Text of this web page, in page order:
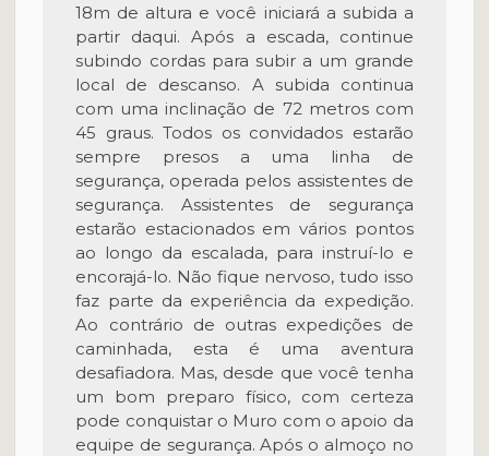
18m de altura e você iniciará a subida a
partir daqui. Após a escada, continue
subindo cordas para subir a um grande
local de descanso. A subida continua
com uma inclinação de 72 metros com
45 graus. Todos os convidados estarão
sempre presos a uma linha de
segurança, operada pelos assistentes de
segurança. Assistentes de segurança
estarão estacionados em vários pontos
ao longo da escalada, para instruí-lo e
encorajá-lo. Não fique nervoso, tudo isso
faz parte da experiência da expedição.
Ao contrário de outras expedições de
caminhada, esta é uma aventura
desafiadora. Mas, desde que você tenha
um bom preparo físico, com certeza
pode conquistar o Muro com o apoio da
equipe de segurança. Após o almoço no